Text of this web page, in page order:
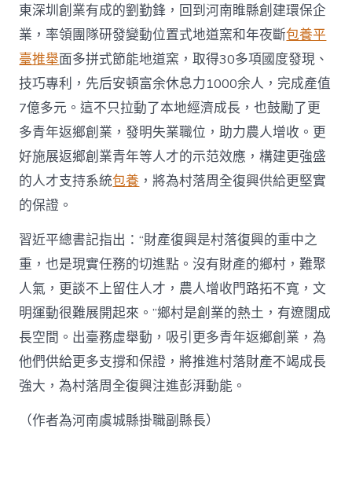
東深圳創業有成的劉勤鋒，回到河南睢縣創建環保企
業，率領團隊研發變動位置式地道窯和年夜斷包養平
臺推舉面多拼式節能地道窯，取得30多項國度發現、
技巧專利，先后安頓富余休息力1000余人，完成產值
7億多元。這不只拉動了本地經濟成長，也鼓勵了更
多青年返鄉創業，發明失業職位，助力農人增收。更
好施展返鄉創業青年等人才的示范效應，構建更強盛
的人才支持系統包養 ，將為村落周全復興供給更堅實
的保證。
習近平總書記指出：“財產復興是村落復興的重中之
重，也是現實任務的切進點。沒有財產的鄉村，難聚
人氣，更談不上留住人才，農人增收門路拓不寬，文
明運動很難展開起來。”鄉村是創業的熱土，有遼闊成
長空間。出臺務虛舉動，吸引更多青年返鄉創業，為
他們供給更多支撐和保證，將推進村落財產不竭成長
強大，為村落周全復興注進彭湃動能。
（作者為河南虞城縣掛職副縣長）